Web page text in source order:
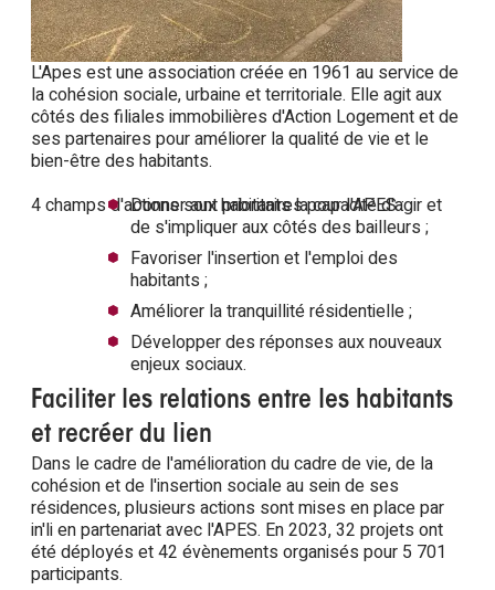
L'Apes est une association créée en 1961 au service de
la cohésion sociale, urbaine et territoriale. Elle agit aux
côtés des filiales immobilières d'Action Logement et de
ses partenaires pour améliorer la qualité de vie et le
bien-être des habitants.
4 champs d'actions sont prioritaires pour l'APES :
Donner aux habitants la capacité d'agir et
de s'impliquer aux côtés des bailleurs ;
Favoriser l'insertion et l'emploi des
habitants ;
Améliorer la tranquillité résidentielle ;
Développer des réponses aux nouveaux
enjeux sociaux.
Faciliter les relations entre les habitants
et recréer du lien
Dans le cadre de l'amélioration du cadre de vie, de la
cohésion et de l'insertion sociale au sein de ses
résidences, plusieurs actions sont mises en place par
in'li en partenariat avec l'APES. En 2023, 32 projets ont
été déployés et 42 évènements organisés pour 5 701
participants.